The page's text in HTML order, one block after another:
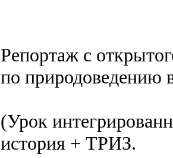
Репортаж с
по природоведению
(Урок
история + ТРИЗ.